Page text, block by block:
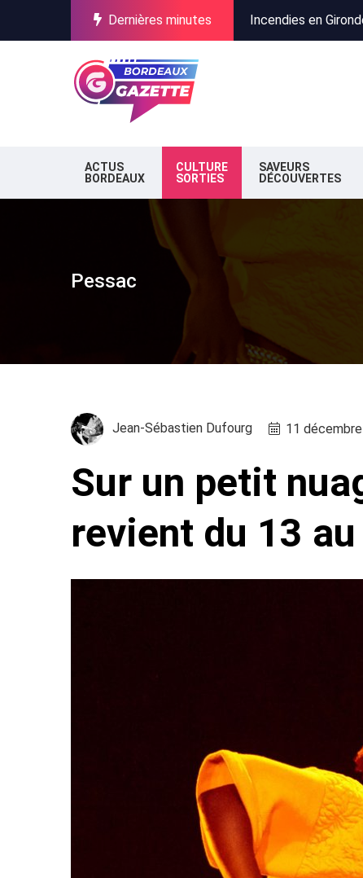
Dernières minutes
Incendies en
Stationnement à
ACTUS
BORDEAUX
CULTURE
SORTIES
SAVEURS
DÉCOUVERTES
Pessac
Jean-Sébastien Dufourg 11
Sur un petit
revient du 13